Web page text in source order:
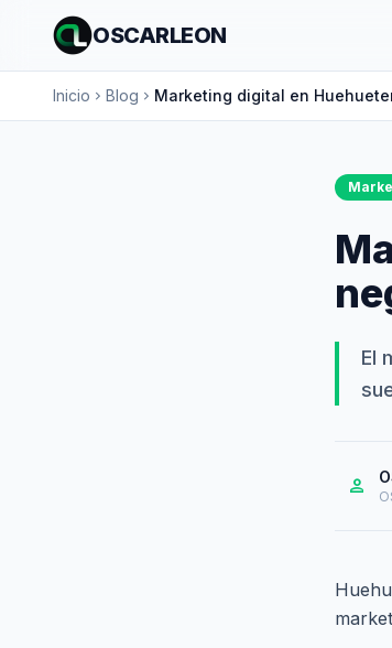
OSCARLEON
Inicio chevron_right Blog chevron_right Marketing digital en
El
person